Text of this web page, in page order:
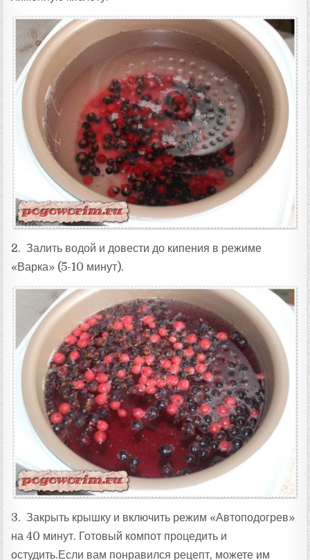
2. Залить водой и довести до кипения в режиме
«Варка» (5-10 минут).
3. Закрыть крышку и включить режим «Автоподогрев»
на 40 минут. Готовый компот процедить и
остудить.Если вам понравился рецепт, можете им